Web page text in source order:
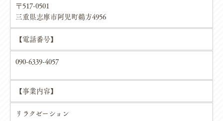
・法令に基づき開示することが必要である場合
個人情報の安全対策
当社は、個人情報の正確性及び安全性確保のために、セキュリテ
ィに万全の対策を講じています。
ご本人の照会
れる場合には、ご本人であることを確認の上、対応させていただ
きます。
法令、規範の遵守と見直し
〒517-0501
三重県志摩市阿児町鵜方4956
【電話番号】
090-6339-4057
【事業内容】
リラクゼーション